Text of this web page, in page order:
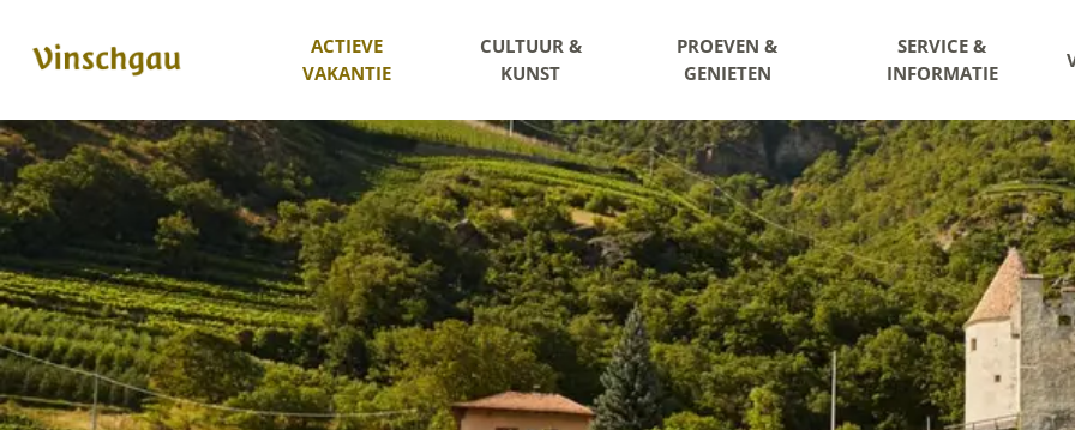
ACTIEVE
VAKANTIE
CULTUUR &
KUNST
PROEVEN &
GENIETEN
SERVICE &
INFORMATIE